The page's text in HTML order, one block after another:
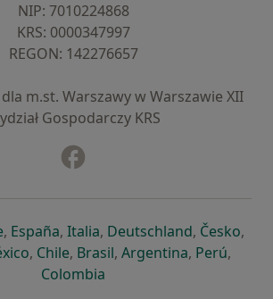
NIP: ⁠7010224868
KRS: ⁠0000347997
REGON: ⁠142276657
m.st. Warszawy w Warszawie XII
Gospodarczy KRS
w nowej karcie
otwiera się w nowej karcie
, Españaotwiera się w nowej karcie
, Italiaotwiera się w nowej
, Deutschlandotwiera się
, Česko,
się w nowej karcie
otwiera się w nowej karcie
, Chileotwiera się w nowej karcie
, Brasilotwiera się w nowej
, Argentinaotwiera się
, Perú,
Colombia